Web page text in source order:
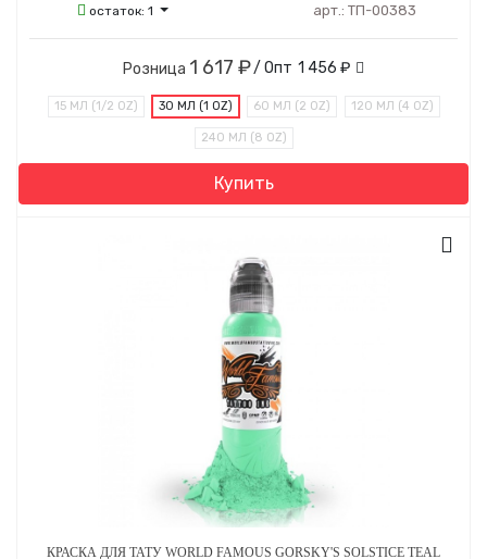
остаток:1 арт.: ТП-00383
Розница 1 617 ₽/ Опт 1 456 ₽
15 МЛ (1/2 OZ) 30 МЛ (1 OZ) 60 МЛ (2 OZ) 120 МЛ (4 OZ)
240 МЛ (8 OZ)
Купить
КРАСКА ДЛЯ ТАТУ WORLD FAMOUS GORSKY'S SOLSTICE TEAL